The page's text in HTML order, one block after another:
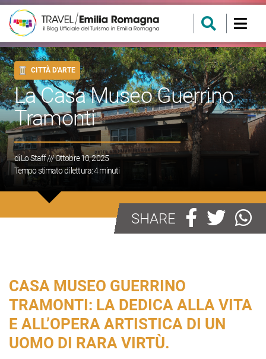
CITTÀ D'ARTE
La Casa Museo Guerrino
Tramonti
diLo Staff/// Ottobre 10, 2025
Tempo stimato di lettura:4minuti
SHARE
CASA MUSEO GUERRINO
TRAMONTI: LA DEDICA ALLA VITA
E ALL’OPERA ARTISTICA DI UN
UOMO DI RARA VIRTÙ.